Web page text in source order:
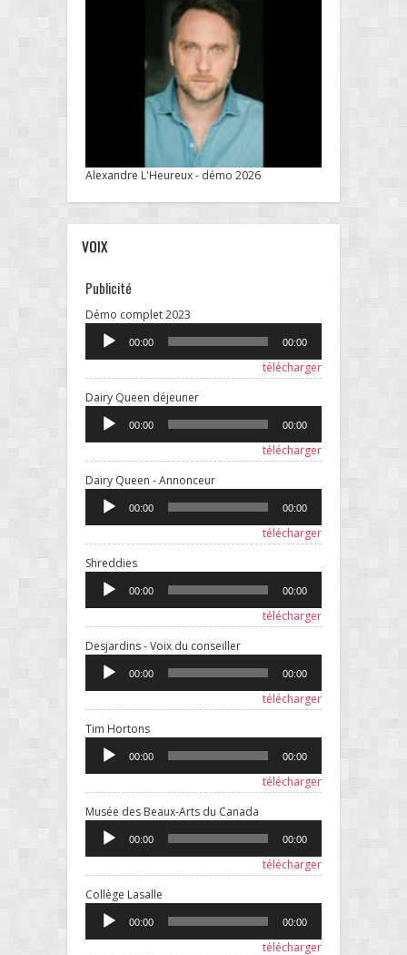
Alexandre L'Heureux - démo 2026
VOIX
Publicité
Démo complet 2023
00:00 00:00
télécharger
Dairy Queen déjeunerLecteur
00:00 00:00
télécharger
Dairy Queen - AnnonceurLecteur
00:00 00:00
télécharger
ShreddiesLecteur
00:00 00:00
télécharger
Desjardins - Voix du conseillerLecteur
00:00 00:00
télécharger
Tim HortonsLecteur
00:00 00:00
télécharger
Musée des Beaux-Arts du Canada
00:00 00:00
télécharger
Collège Lasalle
00:00 00:00
télécharger